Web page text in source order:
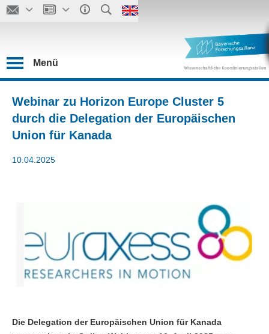
Menü
Webinar zu Horizon Europe Cluster 5
durch die Delegation der Europäischen
Union für Kanada
10.04.2025
Die Delegation der Europäischen Union für Kanada